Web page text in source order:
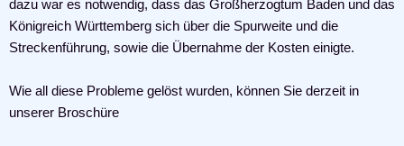
dazu war es notwendig, dass das Großherzogtum Baden und das
Königreich Württemberg sich über die Spurweite und die
Streckenführung, sowie die Übernahme der Kosten einigte.
Wie all diese Probleme gelöst wurden, können Sie derzeit in
unserer Broschüre